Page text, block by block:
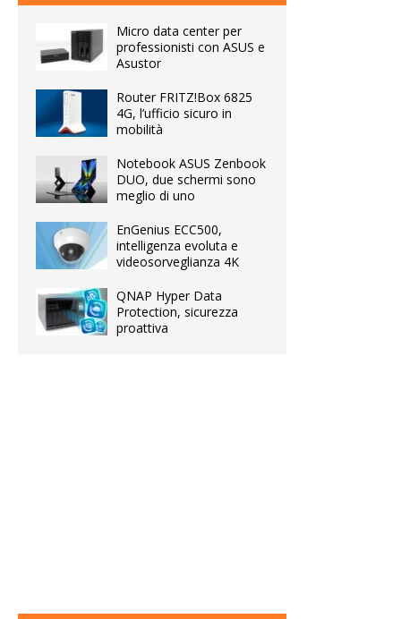
Micro data center per
professionisti con ASUS e
Asustor
Router FRITZ!Box 6825
4G, l’ufficio sicuro in
mobilità
Notebook ASUS Zenbook
DUO, due schermi sono
meglio di uno
EnGenius ECC500,
intelligenza evoluta e
videosorveglianza 4K
QNAP Hyper Data
Protection, sicurezza
proattiva